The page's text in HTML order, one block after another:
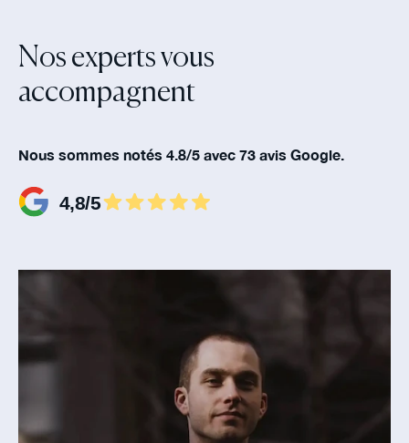
Nos experts vous
accompagnent‍
Nous sommes notés 4.8/5 avec 73 avis Google.